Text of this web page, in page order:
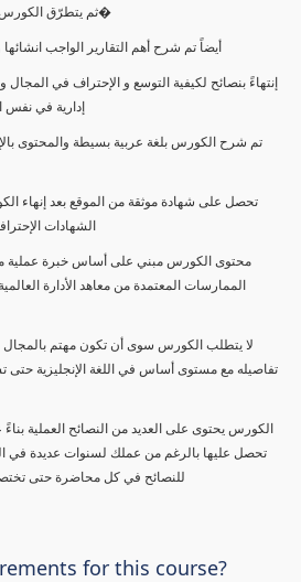
ثم يتطرّق الكورس للجزء الأساسي و هوا شرح لمها�
أيضاً تم شرح أهم التقارير الواجب
إنتهاءً بنصائح لكيفية التوسع و الإحتراف في
إدارية في نفس
تم شرح الكورس بلغة عربية بسيطة والمحتوى
تحصل على شهادة موثقة من الموقع بعد إنهاء
الشهادات
محتوى الكورس مبني على أساس خبرة عملية
الممارسات المعتمدة من معاهد الأدارة
لا يتطلب الكورس سوى أن تكون مهتم بالمجال
تفاصيله مع مستوى أساس في اللغة الإنجليزية حتى
الكورس يحتوى على العديد من النصائح العملية
تحصل عليها بالرغم من عملك لسنوات عديدة في
للنصائح في كل محاضرة حتى
for this course?